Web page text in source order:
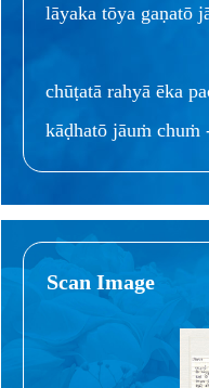
lāyaka tōya gaṇatō
chūṭatā rahyā ēka
kāḍhatō jāuṁ chuṁ
Scan Image